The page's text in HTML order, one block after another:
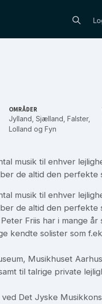
OMRÅDER
Jylland Sjælland Falster,
Lolland og Fyn
musik til enhver
de altid den perfekte
musik til enhver
de altid den perfekte
Friis har i mange år
kendte solister som
Musikhuset
til talrige private
Det Jyske